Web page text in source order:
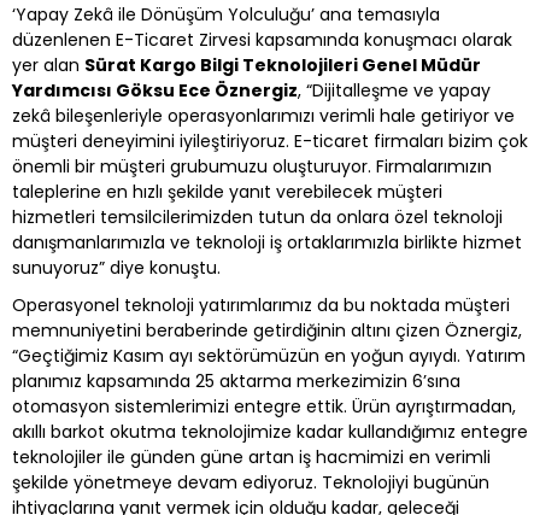
‘Yapay Zekâ ile Dönüşüm Yolculuğu’ ana temasıyla
düzenlenen E-Ticaret Zirvesi kapsamında konuşmacı olarak
yer alan Sürat Kargo Bilgi Teknolojileri Genel Müdür
Yardımcısı Göksu Ece Öznergiz, “Dijitalleşme ve yapay
zekâ bileşenleriyle operasyonlarımızı verimli hale getiriyor ve
müşteri deneyimini iyileştiriyoruz. E-ticaret firmaları bizim çok
önemli bir müşteri grubumuzu oluşturuyor. Firmalarımızın
taleplerine en hızlı şekilde yanıt verebilecek müşteri
hizmetleri temsilcilerimizden tutun da onlara özel teknoloji
danışmanlarımızla ve teknoloji iş ortaklarımızla birlikte hizmet
sunuyoruz” diye konuştu.
Operasyonel teknoloji yatırımlarımız da bu noktada müşteri
memnuniyetini beraberinde getirdiğinin altını çizen Öznergiz,
“Geçtiğimiz Kasım ayı sektörümüzün en yoğun ayıydı. Yatırım
planımız kapsamında 25 aktarma merkezimizin 6’sına
otomasyon sistemlerimizi entegre ettik. Ürün ayrıştırmadan,
akıllı barkot okutma teknolojimize kadar kullandığımız entegre
teknolojiler ile günden güne artan iş hacmimizi en verimli
şekilde yönetmeye devam ediyoruz. Teknolojiyi bugünün
ihtiyaçlarına yanıt vermek için olduğu kadar, geleceği